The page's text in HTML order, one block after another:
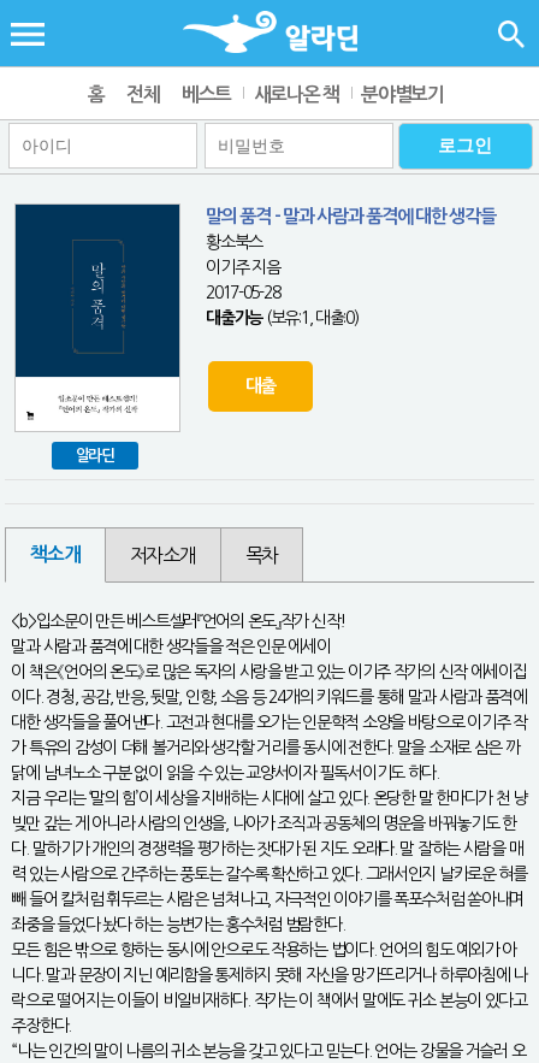
홈 전체 베스트 새로나온 책 분야별보기
알라딘
말의 품격 - 말과 사람과 품격에 대한 생각들
황소북스
이기주 지음
2017-05-28
대출가능(보유:1, 대출:0)
대출
책소개 저자소개 목차
<b>입소문이 만든 베스트셀러『언어의 온도』작가 신작!
말과 사람과 품격에 대한 생각들을 적은 인문 에세이
이 책은《언어의 온도》로 많은 독자의 사랑을 받고 있는 이기주 작가의 신작 에세이집
이다. 경청, 공감, 반응, 뒷말, 인향, 소음 등 24개의 키워드를 통해 말과 사람과 품격에
대한 생각들을 풀어낸다. 고전과 현대를 오가는 인문학적 소양을 바탕으로 이기주 작
가 특유의 감성이 더해 볼거리와 생각할 거리를 동시에 전한다. 말을 소재로 삼은 까
닭에 남녀노소 구분 없이 읽을 수 있는 교양서이자 필독서이기도 하다.
지금 우리는 ‘말의 힘’이 세상을 지배하는 시대에 살고 있다. 온당한 말 한마디가 천 냥
빚만 갚는 게 아니라 사람의 인생을, 나아가 조직과 공동체의 명운을 바꿔놓기도 한
다. 말하기가 개인의 경쟁력을 평가하는 잣대가 된 지도 오래다. 말 잘하는 사람을 매
력 있는 사람으로 간주하는 풍토는 갈수록 확산하고 있다. 그래서인지 날카로운 혀를
빼 들어 칼처럼 휘두르는 사람은 넘쳐나고, 자극적인 이야기를 폭포수처럼 쏟아내며
좌중을 들었다 놨다 하는 능변가는 홍수처럼 범람한다.
모든 힘은 밖으로 향하는 동시에 안으로도 작용하는 법이다. 언어의 힘도 예외가 아
니다. 말과 문장이 지닌 예리함을 통제하지 못해 자신을 망가뜨리거나 하루아침에 나
락으로 떨어지는 이들이 비일비재하다. 작가는 이 책에서 말에도 귀소 본능이 있다고
주장한다.
“나는 인간의 말이 나름의 귀소 본능을 갖고 있다고 믿는다. 언어는 강물을 거슬러 오